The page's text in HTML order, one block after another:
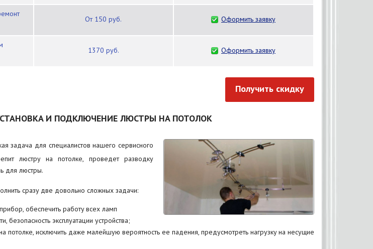
от 150 руб. Оформить заявку
1370 руб. Оформить заявку
Получить скидку
И ПОДКЛЮЧЕНИЕ ЛЮСТРЫ НА ПОТОЛОК
задача для специалистов нашего сервисного
люстру на потолке, проведет разводку
для люстры.
сразу две довольно сложных задачи:
обеспечить работу всех ламп
безопасность эксплуатации устройства;
потолке, исключить даже малейшую вероятность ее падения, предусмотреть нагрузку на несущие